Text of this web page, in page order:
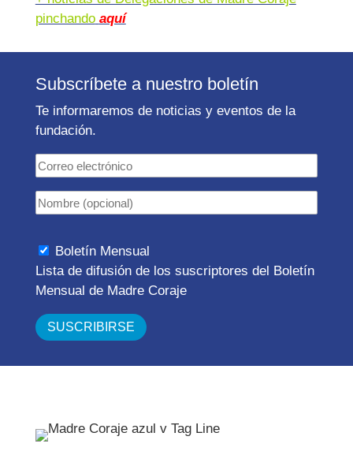
pinchando aquí
Subscríbete a nuestro boletín
Te informaremos de noticias y eventos de la
fundación.
Boletín Mensual
Lista de difusión de los suscriptores del Boletín
Mensual de Madre Coraje